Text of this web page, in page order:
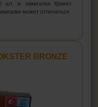
шт. и зажигалка Крикет.
может отличаться
BRONZE